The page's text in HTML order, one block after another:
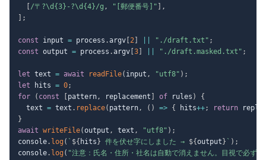
/〒?\d{3}-?\d{4}/g , "[郵便番号]"
,
;
const input = process .argv 2 "./draft.txt" ;
const output = process .argv 3 "./draft.masked.txt" ;
let text = await readFile( input , "utf8" ) ;
let hits = 0;
for
( const pattern, replacement of rules )
{
  text
= text . replace( pattern, ( ) => { hits++; return
}
await writeFile(output , text , "utf8" ) ;
console. log ( ` ${ hits } 件を伏せ字にしました → ${output } ` ) ;
console. log ( "注意：氏名・住所・社名は自動で消えません。目視で必ず